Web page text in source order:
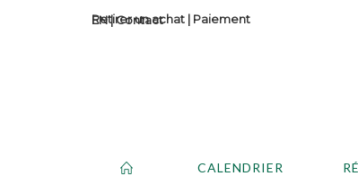
Contact
Retirer un achat | Paiement
CALENDRIER